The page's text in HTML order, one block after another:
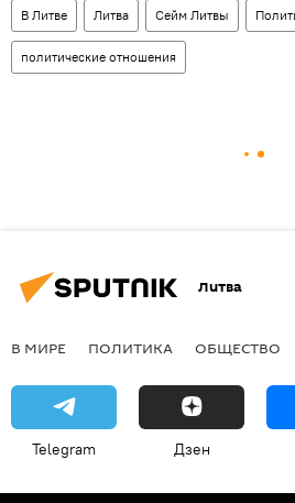
В Литве Литва Сейм Литвы
политические отношения
Литва
В МИРЕ ПОЛИТИКА ОБЩЕСТВО
Telegram Дзен